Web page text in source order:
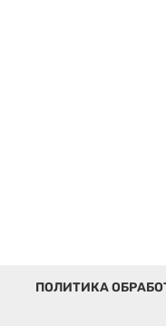
ПОЛИТИКА